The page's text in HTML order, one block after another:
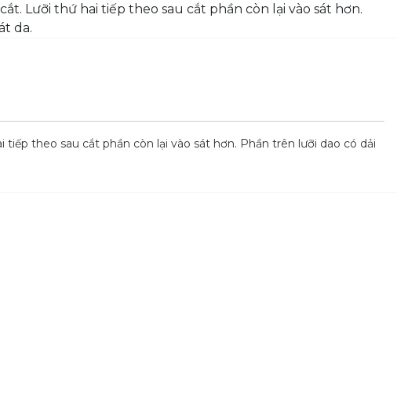
theo sau cắt phần còn lại vào sát hơn. Phần trên lưỡi dao có dải